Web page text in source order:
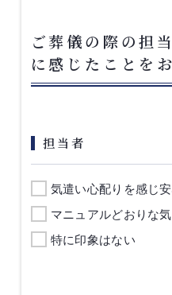
ご葬儀の際の担
に感じたことを
担当者
気遣い心配りを感じ
マニュアルどおりな
特に印象はない